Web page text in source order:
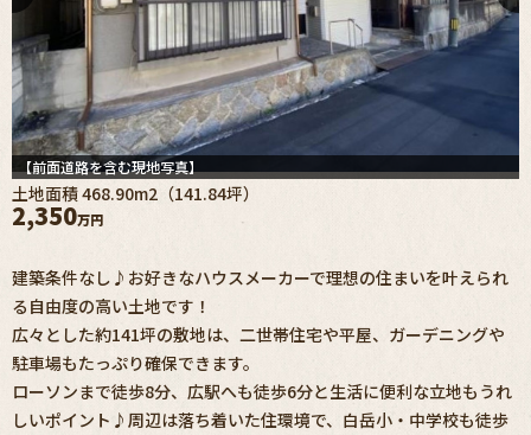
【前面道路を含む現地写真】
土地面積 468.90m2（141.84坪）
2,350万円
建築条件なし♪お好きなハウスメーカーで理想の住まいを叶えられ
る自由度の高い土地です！
広々とした約141坪の敷地は、二世帯住宅や平屋、ガーデニングや
駐車場もたっぷり確保できます。
ローソンまで徒歩8分、広駅へも徒歩6分と生活に便利な立地もうれ
しいポイント♪周辺は落ち着いた住環境で、白岳小・中学校も徒歩